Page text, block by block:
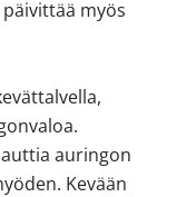
myös
auringon
Kevään